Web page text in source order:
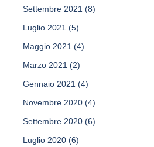
Settembre 2021 (8)
Luglio 2021 (5)
Maggio 2021 (4)
Marzo 2021 (2)
Gennaio 2021 (4)
Novembre 2020 (4)
Settembre 2020 (6)
Luglio 2020 (6)